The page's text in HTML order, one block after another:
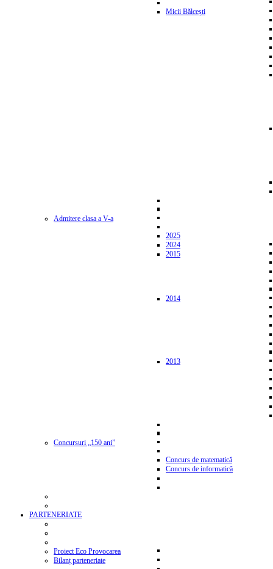
Micii Bălcești
Admitere clasa a V-a
2025
2024
2015
2014
2013
Concursuri „150 ani”
Concurs de matematică
Concurs de informatică
PARTENERIATE
Proiect Eco Provocarea
Bilanț parteneriate